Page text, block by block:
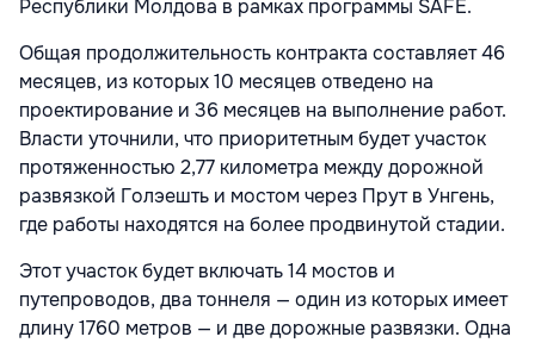
Республики Молдова в рамках программы SAFE.
Общая продолжительность контракта составляет 46
месяцев, из которых 10 месяцев отведено на
проектирование и 36 месяцев на выполнение работ.
Власти уточнили, что приоритетным будет участок
протяженностью 2,77 километра между дорожной
развязкой Голэешть и мостом через Прут в Унгень,
где работы находятся на более продвинутой стадии.
Этот участок будет включать 14 мостов и
путепроводов, два тоннеля — один из которых имеет
длину 1760 метров — и две дорожные развязки. Одна